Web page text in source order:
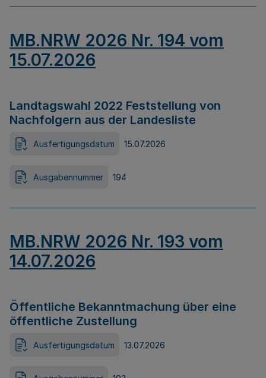
MB.NRW 2026 Nr. 194 vom
15.07.2026
Landtagswahl 2022 Feststellung von
Nachfolgern aus der Landesliste
Ausfertigungsdatum 15.07.2026
Ausgabennummer 194
MB.NRW 2026 Nr. 193 vom
14.07.2026
Öffentliche Bekanntmachung über eine
öffentliche Zustellung
Ausfertigungsdatum 13.07.2026